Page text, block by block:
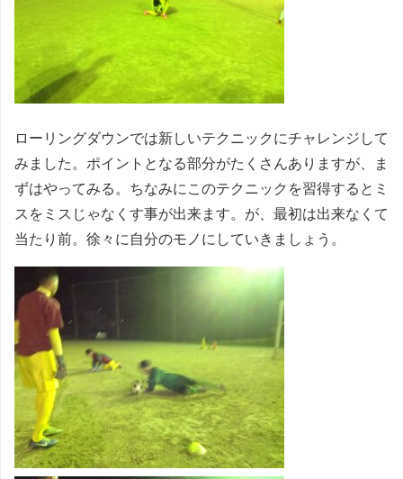
ローリングダウンでは新しいテクニックにチャレンジして
みました。ポイントとなる部分がたくさんありますが、ま
ずはやってみる。ちなみにこのテクニックを習得するとミ
スをミスじゃなくす事が出来ます。が、最初は出来なくて
当たり前。徐々に自分のモノにしていきましょう。